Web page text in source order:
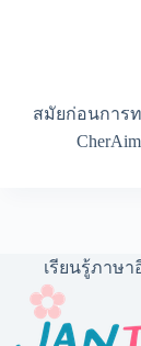
สมัยก่อนการ
เรียนรู้ภาษา